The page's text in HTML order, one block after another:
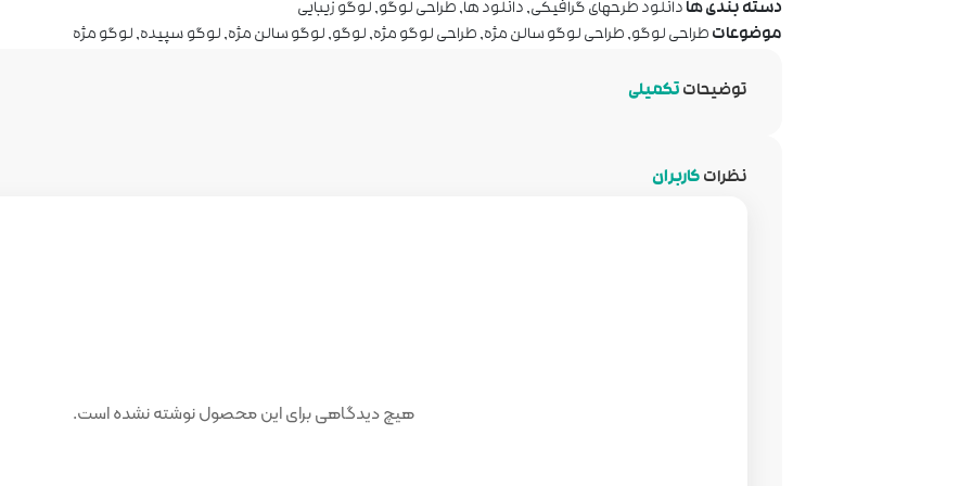
دسته بندی هادانلود طرحهای گرافیکی,دانلود ها,طراحی لوگو,لوگو زیبایی
موضوعاتطراحی لوگو,طراحی لوگو سالن مژه,طراحی لوگو مژه,لوگو,لوگو سالن مژه,لوگو سپیده,لوگو مژه
توضیحاتتکمیلی
نظراتکاربران
هیچ دیدگاهی برای این محصول نوشته نشده است.